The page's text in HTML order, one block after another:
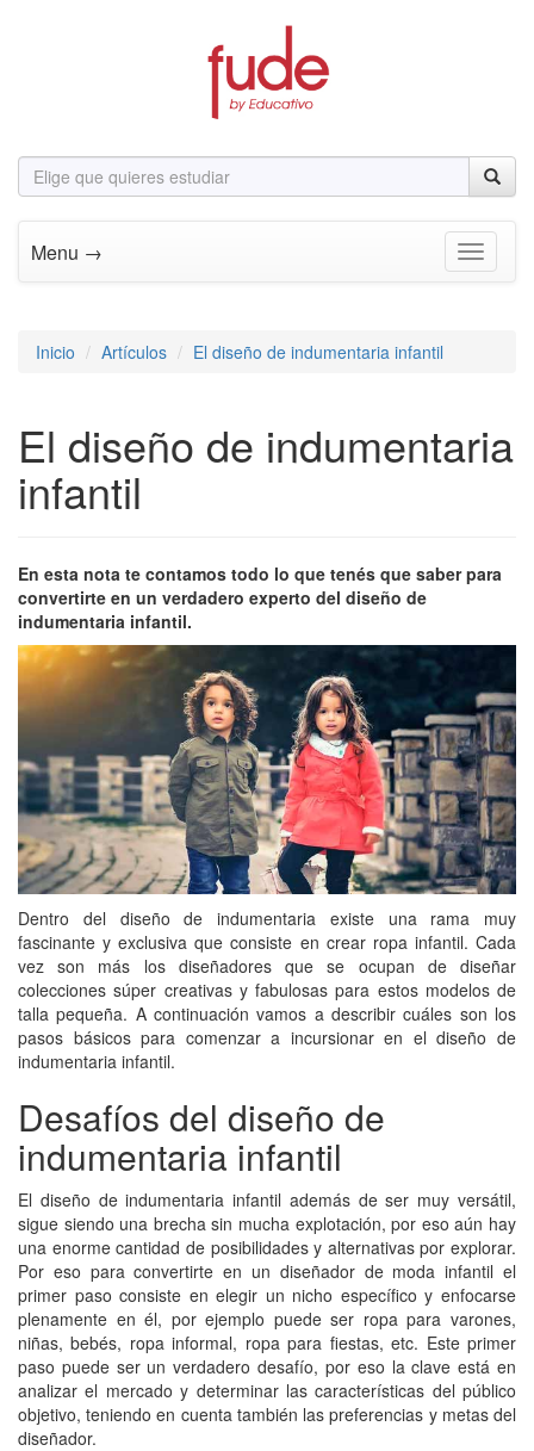
Menu → Toggle
Inicio Artículos El diseño de indumentaria infantil
El diseño de indumentaria
infantil
En esta nota te contamos todo lo que tenés que saber para
convertirte en un verdadero experto del diseño de
indumentaria infantil.
Dentro del diseño de indumentaria existe una rama muy
fascinante y exclusiva que consiste en crear ropa infantil. Cada
vez son más los diseñadores que se ocupan de diseñar
colecciones súper creativas y fabulosas para estos modelos de
talla pequeña. A continuación vamos a describir cuáles son los
pasos básicos para comenzar a incursionar en el diseño de
indumentaria infantil.
Desafíos del diseño de
indumentaria infantil
El diseño de indumentaria infantil además de ser muy versátil,
sigue siendo una brecha sin mucha explotación, por eso aún hay
una enorme cantidad de posibilidades y alternativas por explorar.
Por eso para convertirte en un diseñador de moda infantil el
primer paso consiste en elegir un nicho específico y enfocarse
plenamente en él, por ejemplo puede ser ropa para varones,
niñas, bebés, ropa informal, ropa para fiestas, etc. Este primer
paso puede ser un verdadero desafío, por eso la clave está en
analizar el mercado y determinar las características del público
objetivo, teniendo en cuenta también las preferencias y metas del
diseñador.